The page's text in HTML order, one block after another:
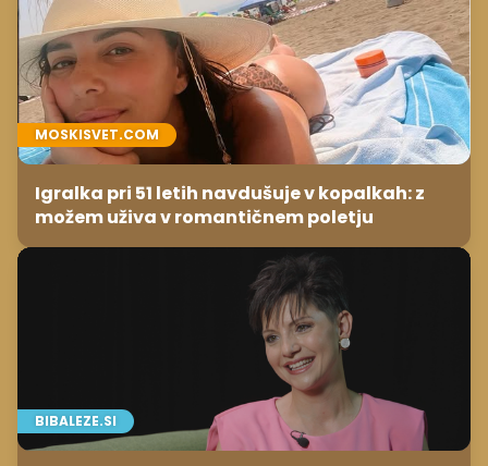
MOSKISVET.COM
Igralka pri 51 letih navdušuje v kopalkah: z
možem uživa v romantičnem poletju
BIBALEZE.SI